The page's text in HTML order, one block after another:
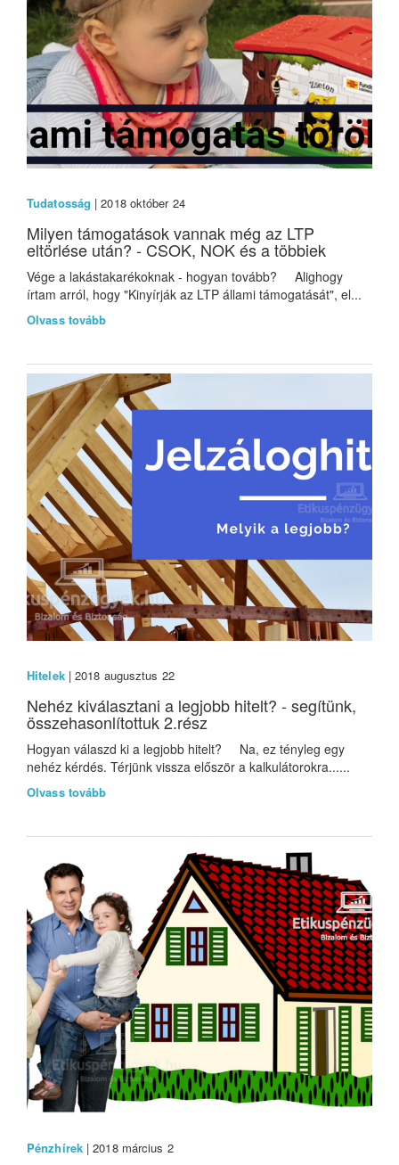
Tudatosság | 2018 október 24
Milyen támogatások vannak még az LTP
eltörlése után? - CSOK, NOK és a többiek
Vége a lakástakarékoknak - hogyan tovább? Alighogy
írtam arról, hogy "Kinyírják az LTP állami támogatását", el...
Olvass tovább
Hitelek| 2018 augusztus 22
Nehéz kiválasztani a legjobb hitelt? - segítünk,
összehasonlítottuk 2.rész
Hogyan válaszd ki a legjobb hitelt? Na, ez tényleg egy
nehéz kérdés. Térjünk vissza először a kalkulátorokra......
Olvass tovább
Pénzhírek| 2018 március 2